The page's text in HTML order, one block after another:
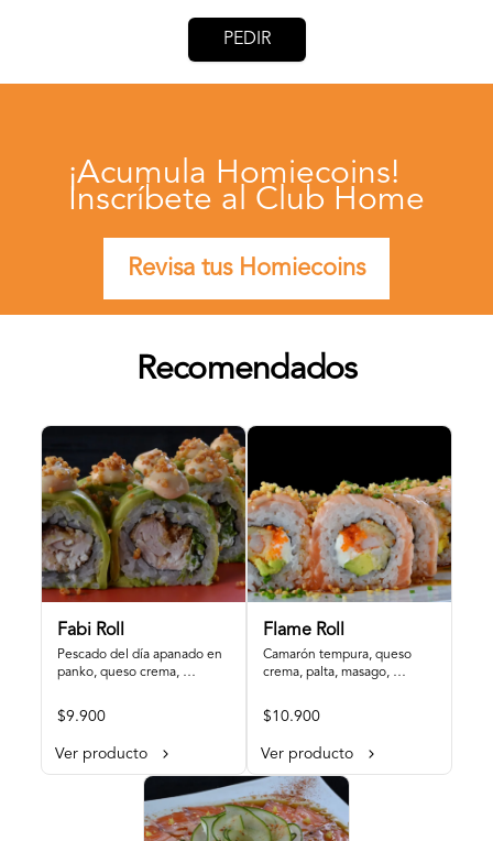
PEDIR
¡Acumula Homiecoins!
Inscríbete al Club Home
Revisa tus Homiecoins
Recomendados
Fabi Roll
Pescado del día apanado en
panko, queso crema,
mayo tigre y quinoa
crocante.
$9.900
Ver producto
Flame Roll
Camarón tempura, queso
crema, palta, masago,
ciboulette, quínoa y salsa
unagi
$10.900
Ver producto